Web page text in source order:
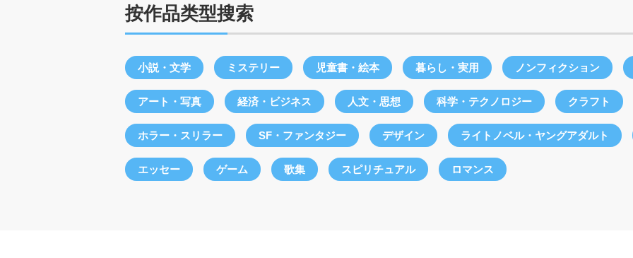
按作品类型搜索
小説・文学 ミステリー 児童書・絵本 暮らし・実用 ノンフィクション
アート・写真 経済・ビジネス 人文・思想 科学・テクノロジー クラフト
ホラー・スリラー SF・ファンタジー デザイン ライトノベル・ヤングアダルト
エッセー ゲーム 歌集 スピリチュアル ロマンス